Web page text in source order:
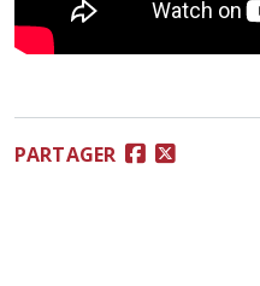
PARTAGER